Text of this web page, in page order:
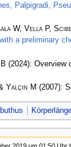
Palpigradi,
W, Vella P,
a preliminary
(2024): Overview
Yalçın M (2007):